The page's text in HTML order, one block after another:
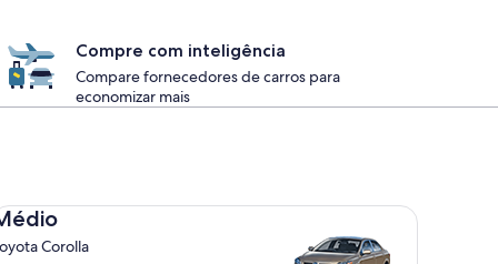
Compre com inteligência
Compare fornecedores de carros para
economizar mais
Corolla
Toyota Corolla